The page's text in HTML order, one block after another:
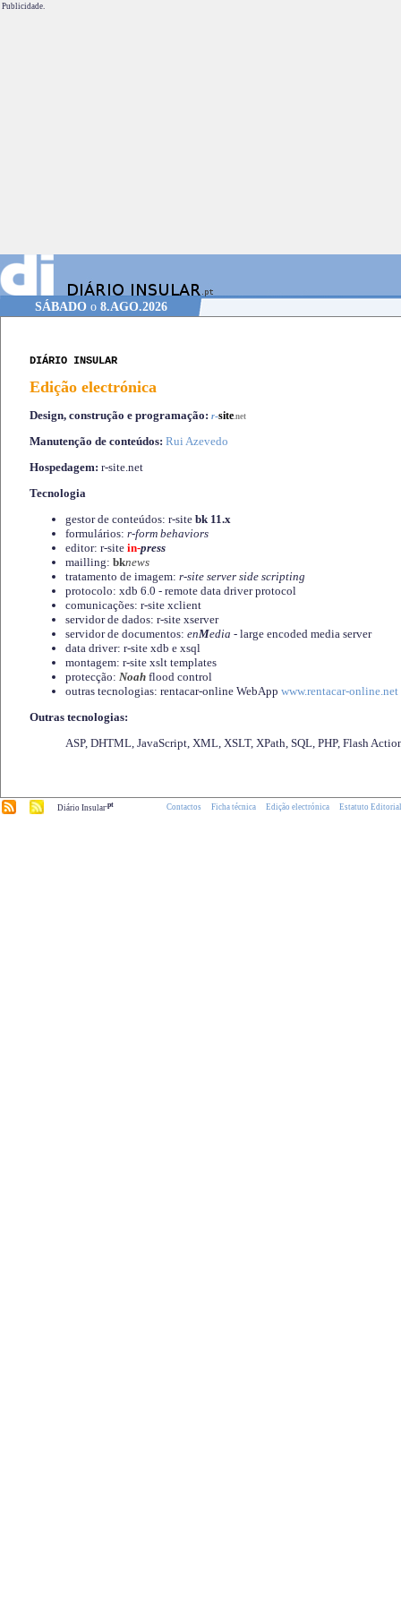
Publicidade.
SÁBADOo 8.AGO.2026
DIÁRIO INSULAR
Edição electrónica
Design, construção e programação: r-site.net
Manutenção de conteúdos: Rui Azevedo
Hospedagem: r-site.net
Tecnologia
gestor de conteúdos: r-site bk 11.x
formulários: r-form behaviors
editor: r-site in-press
mailling: bknews
tratamento de imagem: r-site server side scripting
protocolo: xdb 6.0 - remote data driver protocol
comunicações: r-site xclient
servidor de dados: r-site xserver
servidor de documentos: enMedia - large encoded media server
data driver: r-site xdb e xsql
montagem: r-site xslt templates
protecção: Noah flood control
outras tecnologias: rentacar-online WebApp www.rentacar-online.net
Outras tecnologias:
ASP, DHTML, JavaScript, XML, XSLT, XPath, SQL, PHP, Flash
Diário Insular.pt Contactos Ficha técnica Edição electrónica Estatuto Editorial